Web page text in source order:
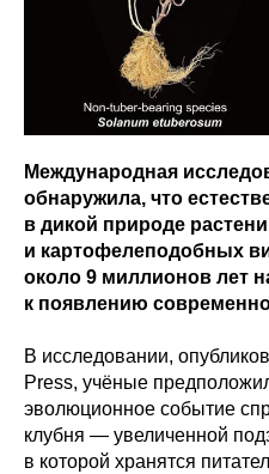
Международная
обнаружила, что
в дикой природе
и картофелеподобных
около 9 миллионов лет
к появлению
В исследовании,
Press, учёные
эволюционное событие
клубня — увеличенной
в которой хранятся